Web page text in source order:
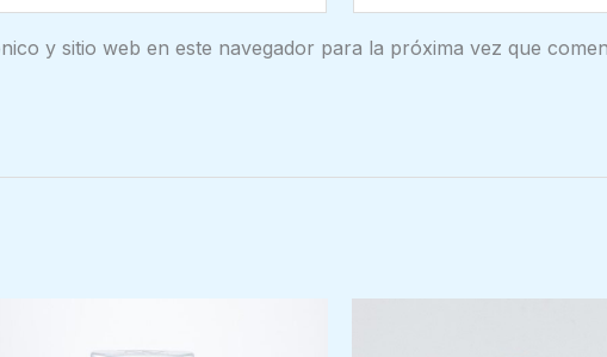
y sitio web en este navegador para la próxima vez que